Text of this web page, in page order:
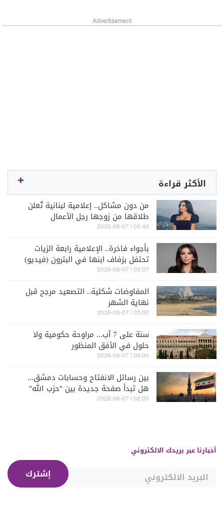
Advertisement
الأكثر قراءة
من دون مشاكل.. إعلامية لبنانية تُعلن
طلاقها من زوجها رجل الأعمال
03:42 | 2026-08-07
بأجواء فاخرة.. الإعلامية رابعة الزيات
تحتفل بزفاف ابنها في البترون (فيديو)
02:07 | 2026-08-07
المفاوضات شكلية.. التصعيد مرجح قبل
نهاية الشهر
05:00 | 2026-08-07
سنة على 7 آب... مراوحة حكومية ولا
حلول في الأفق المنظور
09:00 | 2026-08-07
بين رسائل الانفتاح وحسابات دمشق...
هل تبدأ صفحة جديدة بين "حزب الله"
وسوريا - الشرع؟
02:00 | 2026-08-07
أخبارنا عبر بريدك الالكتروني
إشترك